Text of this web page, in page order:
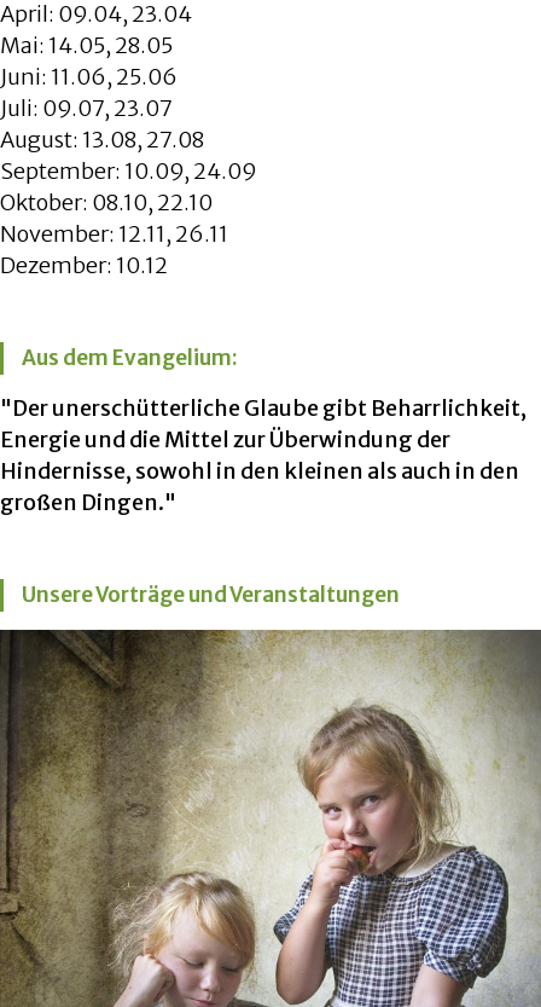
April: 09.04, 23.04
Mai: 14.05, 28.05
Juni: 11.06, 25.06
Juli: 09.07, 23.07
August: 13.08, 27.08
September: 10.09, 24.09
Oktober: 08.10, 22.10
November: 12.11, 26.11
Dezember: 10.12
Aus dem Evangelium:
"Der unerschütterliche Glaube gibt Beharrlichkeit,
Energie und die Mittel zur Überwindung der
Hindernisse, sowohl in den kleinen als auch in den
großen Dingen."
Unsere Vorträge und Veranstaltungen